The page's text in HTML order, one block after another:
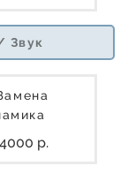
Звук
р.